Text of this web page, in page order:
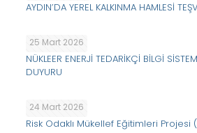
AYDIN’DA YEREL KALKINMA HAMLESİ
25 Mart 2026
NÜKLEER ENERJİ TEDARİKÇİ BİLGİ
DUYURU
24 Mart 2026
Risk Odaklı Mükellef Eğitimleri Projesi